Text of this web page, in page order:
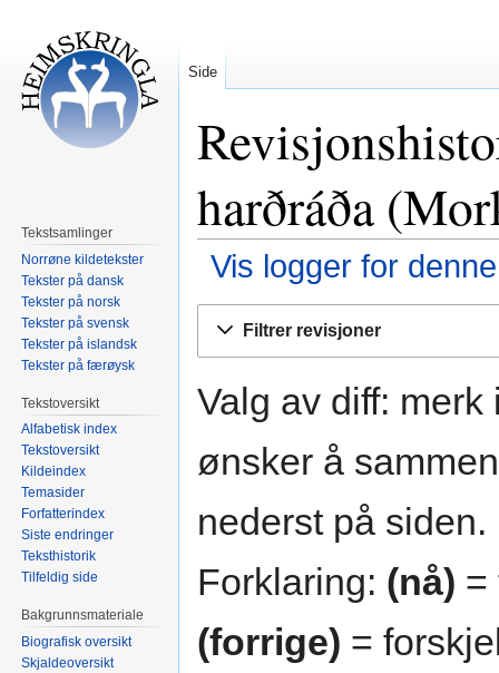
harðráða
Vis logger for
Filtrer revisjoner
Valg av diff:
ønsker å
nederst på siden.
Forklaring: (nå) =
(forrige) =
Side
Tekstsamlinger
Norrøne kildetekster
Tekster på dansk
Tekster på norsk
Tekster på svensk
Tekster på islandsk
Tekster på færøysk
Tekstoversikt
Alfabetisk index
Tekstoversikt
Kildeindex
Temasider
Forfatterindex
Siste endringer
Teksthistorik
Tilfeldig side
Bakgrunnsmateriale
Biografisk oversikt
Skjaldeoversikt